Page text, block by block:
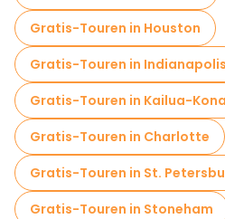
Gratis-Touren in Houston
Gratis-Touren in Indianapolis
Gratis-Touren in Kailua-Kona
Gratis-Touren in Charlotte
Gratis-Touren in St.
Gratis-Touren in Stoneham